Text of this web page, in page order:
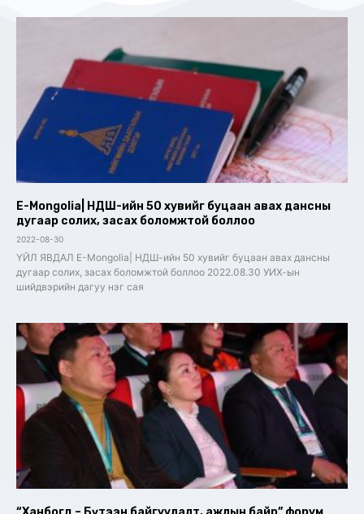
E-Mongolia| НДШ-ийн 50 хувийг буцаан авах дансны
дугаар солих, засах боломжтой боллоо
2022-08-30
ҮЙЛ ЯВДАЛ E-Mongolia| НДШ-ийн 50 хувийг буцаан авах дансны
дугаар солих, засах боломжтой боллоо 2022.08.30 УИХ-ын
шийдвэрийн дагуу нэг сая